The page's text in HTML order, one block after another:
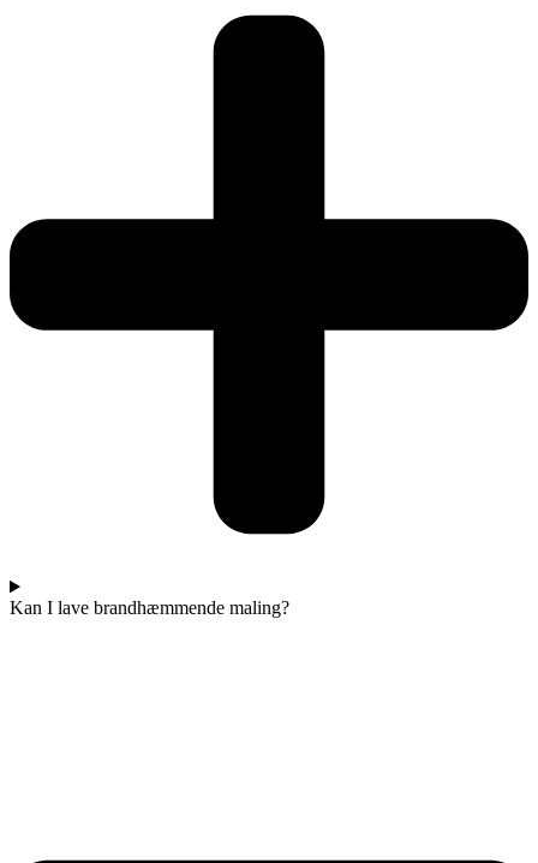
Kan I lave brandhæmmende maling?